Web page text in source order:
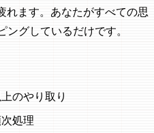
れます。あなたがすべての思
ングしているだけです。
のやり取り
処理